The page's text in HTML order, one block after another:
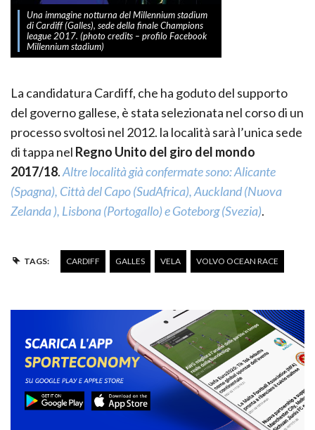
Una immagine notturna del Millennium stadium
di Cardiff (Galles), sede della finale Champions
league 2017. (photo credits – profilo Facebook
Millennium stadium)
La candidatura Cardiff, che ha goduto del supporto
del governo gallese, è stata selezionata nel corso di un
processo svoltosi nel 2012. la località sarà l’unica sede
di tappa nel Regno Unito del giro del mondo
2017/18.Altre località già confermate sono: Alicante
(Spagna), Città del Capo (SudAfrica), Auckland (Nuova
Zelanda ), Lisbona (Portogallo) e Goteborg (Svezia).
TAGS: CARDIFF GALLES VELA VOLVO OCEAN RACE